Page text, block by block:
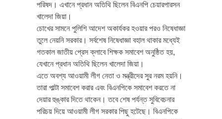
পরিষদ। এখানে প্রধান অতিথি ছিলেন বিএনপি চেয়ারপারসন
খালেদা জিয়া।
চোখের সামনে পুলিশি আদেশ অকার্যকর হওয়ার পরও নিষেধাজ্ঞা
তুলে নেয়নি সরকার। সর্বশেষ নিষেধাজ্ঞা বহাল থাকার মধ্যেই
গতকাল জাতীয় প্রেস ক্লাবে শিক্ষক সমাবেশ অনুষ্ঠিত হয়,
যেখানে প্রধান অতিথি ছিলেন খালেদা জিয়া।
এতে অবশ্য আওয়ামী লীগ নেতা ও মন্ত্রীদের সুর নরম হয়নি।
তারা পাল্টা সমাবেশ করার এবং বিএনপিকে সমাবেশ করতে না
দেয়ার হুঙ্কার দিতে থাকেন। তবে শেষ পর্যন্ত সুবিবেচনার
পরিচয় দিয়ে আওয়ামী লীগ সরকার পিছু হটেছে। বিএনপিকে